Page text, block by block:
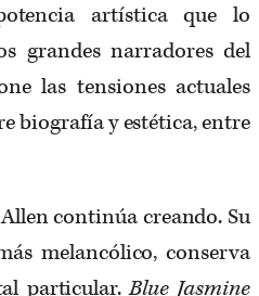
artística que lo
grandes narradores del
las tensiones actuales
biografía y estética, entre
continúa creando. Su
melancólico, conserva
particular.Blue Jasmine